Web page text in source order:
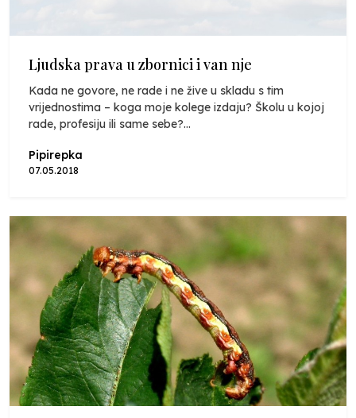
Ljudska prava u zbornici i van nje
Kada ne govore, ne rade i ne žive u skladu s tim
vrijednostima – koga moje kolege izdaju? Školu u kojoj
rade, profesiju ili same sebe?...
Pipirepka
07.05.2018